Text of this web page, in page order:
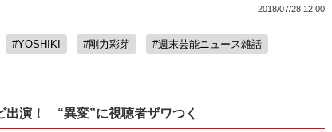
2018/07/28 12:00
#YOSHIKI #剛力彩芽 #週末芸能ニュース雑話
出演！ “異変”に視聴者ザワつく